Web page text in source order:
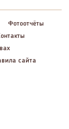
Фотоотчёты
сайта